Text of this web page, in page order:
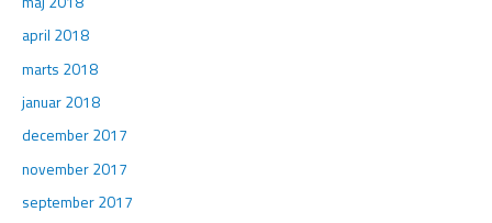
april 2018
marts 2018
januar 2018
december 2017
november 2017
september 2017